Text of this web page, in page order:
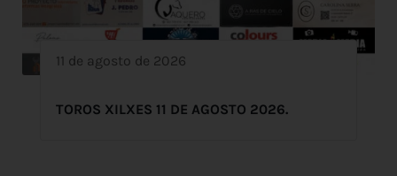
11 de agosto de 2026
TOROS XILXES 11 DE AGOSTO 2026.